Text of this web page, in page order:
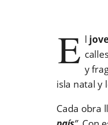
E l
y
isla natal y
Cada obra